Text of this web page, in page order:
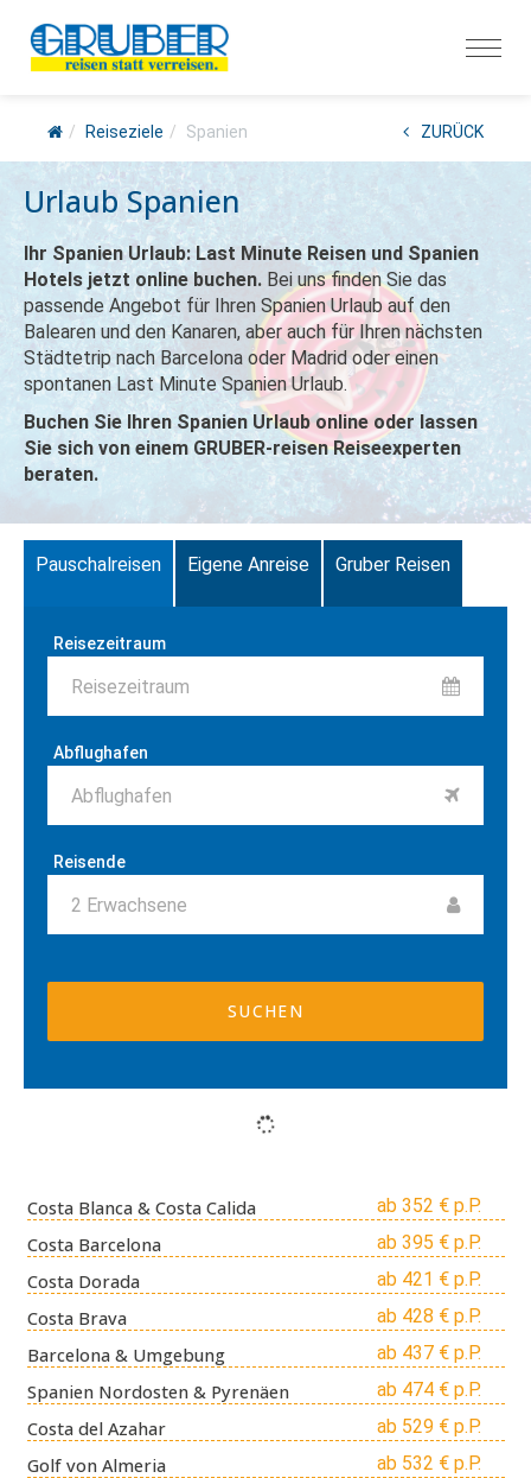
Reiseziele Spanien ZURÜCK
Urlaub Spanien
Ihr Spanien Urlaub: Last Minute Reisen und Spanien
Hotels jetzt online buchen. Bei uns finden Sie das
passende Angebot für Ihren Spanien Urlaub auf den
Balearen und den Kanaren, aber auch für Ihren nächsten
Städtetrip nach Barcelona oder Madrid oder einen
spontanen Last Minute Spanien Urlaub.
Buchen Sie Ihren Spanien Urlaub online oder lassen
Sie sich von einem GRUBER-reisen Reiseexperten
beraten.
Pauschalreisen Eigene Anreise Gruber Reisen
Reisezeitraum
Reisezeitraum
Abflughafen
Abflughafen
Reisende
2 Erwachsene
Costa Blanca & Costa Calida ab 352 € p.P.
Costa Barcelona ab 395 € p.P.
Costa Dorada ab 421 € p.P.
Costa Brava ab 428 € p.P.
Barcelona & Umgebung ab 437 € p.P.
Spanien Nordosten & Pyrenäen ab 474 € p.P.
Costa del Azahar ab 529 € p.P.
Golf von Almeria ab 532 € p.P.